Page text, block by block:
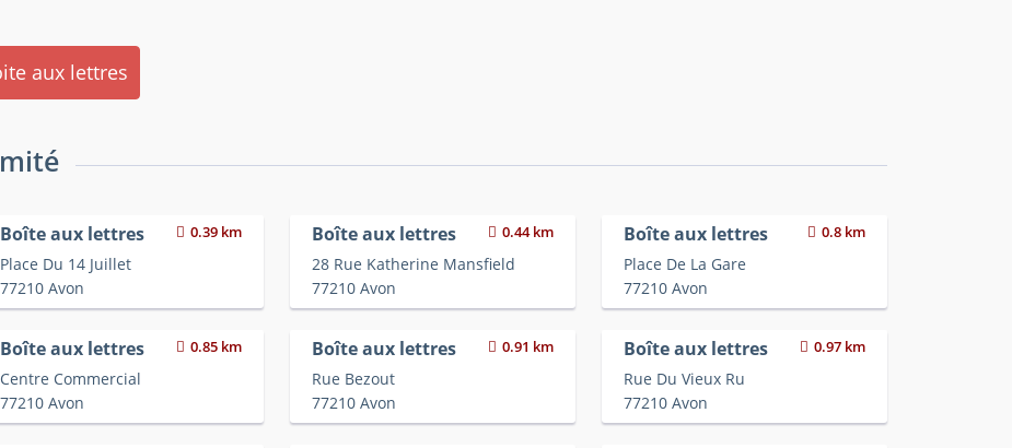
aux lettres
Boîte aux lettres 0.39 km
Place Du 14 Juillet
77210 Avon
Boîte aux lettres 0.44 km
28 Rue Katherine Mansfield
77210 Avon
Boîte aux lettres 0.8 km
Place De La Gare
77210 Avon
Boîte aux lettres 0.85 km
Centre Commercial
77210 Avon
Boîte aux lettres 0.91 km
Rue Bezout
77210 Avon
Boîte aux lettres 0.97 km
Rue Du Vieux Ru
77210 Avon